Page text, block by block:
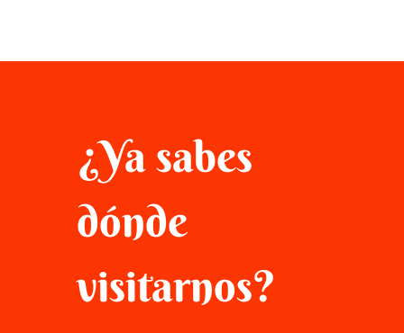
¿Ya sabes
dónde
visitarnos?